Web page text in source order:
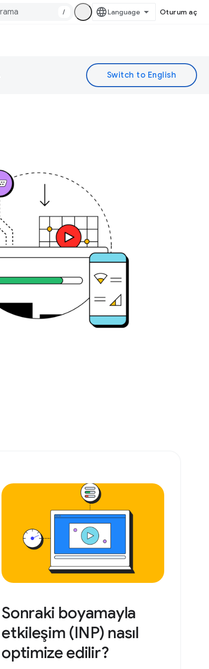
/ Oturum aç
Sonraki boyamayla
etkileşim (INP) nasıl
optimize edilir?